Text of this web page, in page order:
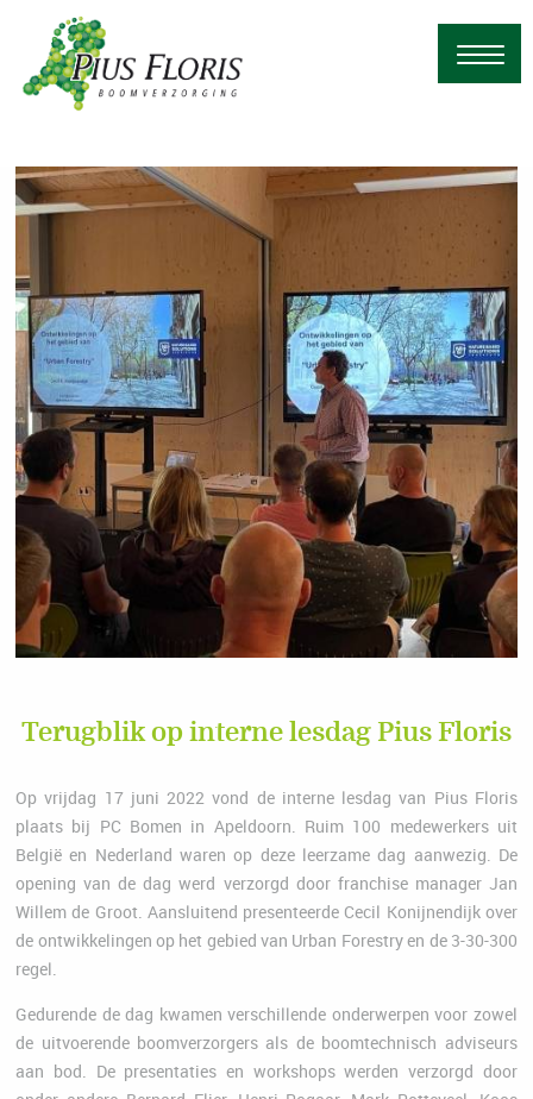
Terugblik op interne lesdag Pius Floris
Op vrijdag 17 juni 2022 vond de interne lesdag van Pius Floris
plaats bij PC Bomen in Apeldoorn. Ruim 100 medewerkers uit
België en Nederland waren op deze leerzame dag aanwezig. De
opening van de dag werd verzorgd door franchise manager Jan
Willem de Groot. Aansluitend presenteerde Cecil Konijnendijk over
de ontwikkelingen op het gebied van Urban Forestry en de 3-30-300
regel.
Gedurende de dag kwamen verschillende onderwerpen voor zowel
de uitvoerende boomverzorgers als de boomtechnisch adviseurs
aan bod. De presentaties en workshops werden verzorgd door